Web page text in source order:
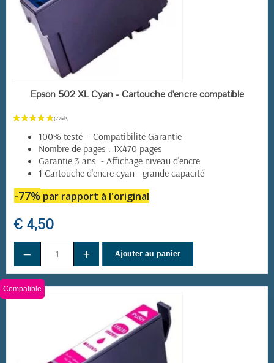
EN STOCK
Epson 502 XL Cyan - Cartouche d'encre compatible
100% testé - Compatibilité Garantie
Nombre de pages : 1X470 pages
Garantie 3 ans - Affichage niveau d'encre
1 Cartouche d'encre cyan - grande capacité
-77% par rapport à l'original
€ 4,50
− + Ajouter au panier
Compatible